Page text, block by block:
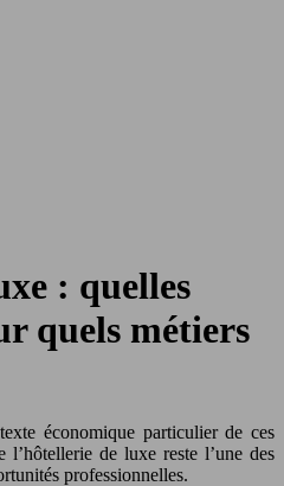
: quelles
quels métiers
économique particulier de ces
l’hôtellerie de luxe reste l’une des
professionnelles.